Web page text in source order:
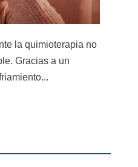
la quimioterapia no
Gracias a un